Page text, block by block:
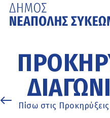
κυρίως
περιεχόμενο
Πίσω στις Προκηρύξεις